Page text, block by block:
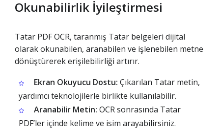
Okunabilirlik İyileştirmesi
Tatar PDF OCR, taranmış Tatar belgeleri dijital
olarak okunabilen, aranabilen ve işlenebilen metne
dönüştürerek erişilebilirliği artırır.
Ekran Okuyucu Dostu: Çıkarılan Tatar metin,
yardımcı teknolojilerle birlikte kullanılabilir.
Aranabilir Metin: OCR sonrasında Tatar
PDF’ler içinde kelime ve isim arayabilirsiniz.